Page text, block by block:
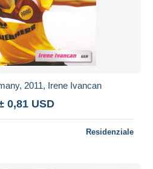
2011, Irene Ivancan
0,81 USD
Residenziale